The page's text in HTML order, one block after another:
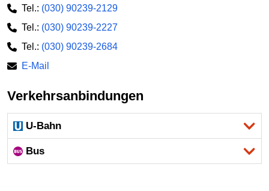
Tel.: (030) 90239-2129
Tel.: (030) 90239-2227
Tel.: (030) 90239-2684
E-Mail
Verkehrsanbindungen
U-Bahn
Bus